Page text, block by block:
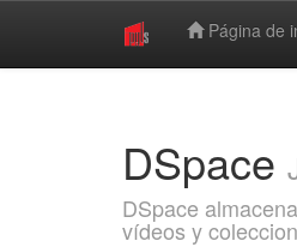
Página de
DSpace
DSpace
vídeos y